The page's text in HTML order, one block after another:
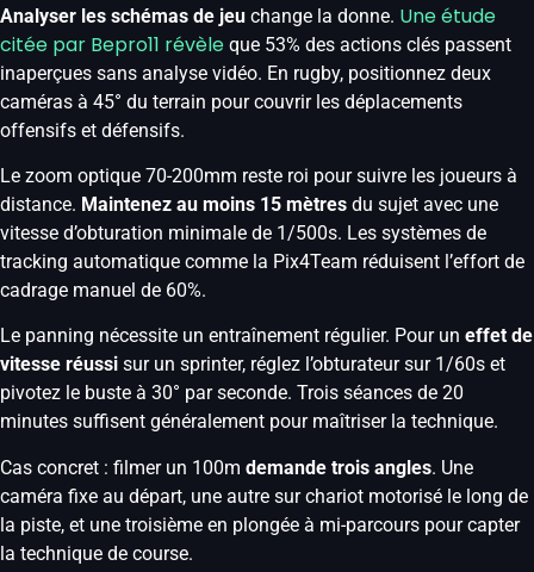
Analyser les schémas de jeu change la donne. Une étude
citée par Bepro11 révèle que 53% des actions clés passent
inaperçues sans analyse vidéo. En rugby, positionnez deux
caméras à 45° du terrain pour couvrir les déplacements
offensifs et défensifs.
Le zoom optique 70-200mm reste roi pour suivre les joueurs à
distance. Maintenez au moins 15 mètres du sujet avec une
vitesse d’obturation minimale de 1/500s. Les systèmes de
tracking automatique comme la Pix4Team réduisent l’effort de
cadrage manuel de 60%.
Le panning nécessite un entraînement régulier. Pour un effet de
vitesse réussi sur un sprinter, réglez l’obturateur sur 1/60s et
pivotez le buste à 30° par seconde. Trois séances de 20
minutes suffisent généralement pour maîtriser la technique.
Cas concret : filmer un 100m demande trois angles. Une
caméra fixe au départ, une autre sur chariot motorisé le long de
la piste, et une troisième en plongée à mi-parcours pour capter
la technique de course.